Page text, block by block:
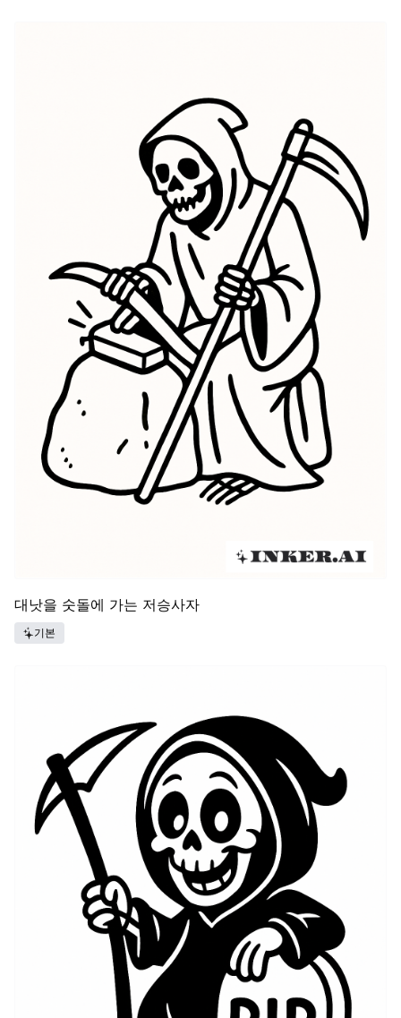
대낫을 숫돌에 가는 저승사자
기본